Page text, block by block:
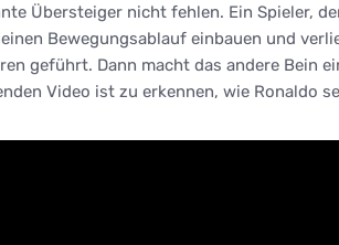
Übersteiger nicht fehlen. Ein Spieler,
Bewegungsablauf einbauen und
geführt. Dann macht das andere Bein
Video ist zu erkennen, wie Ronaldo